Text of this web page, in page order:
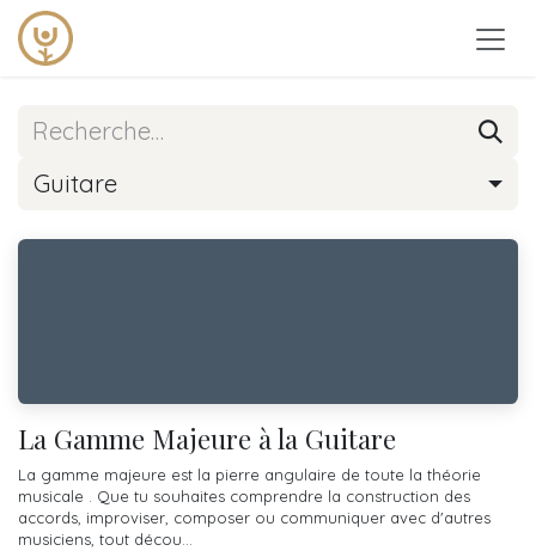
Se rendre au contenu
Guitare
La Gamme Majeure à la Guitare
La gamme majeure est la pierre angulaire de toute la théorie
musicale . Que tu souhaites comprendre la construction des
accords, improviser, composer ou communiquer avec d'autres
musiciens, tout décou...